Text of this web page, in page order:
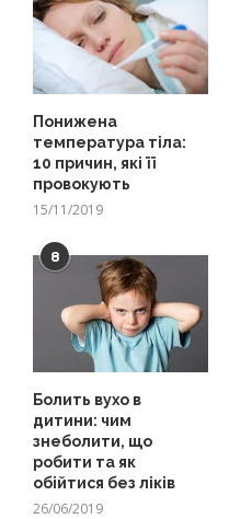
Понижена
температура тіла:
10 причин, які її
провокують
15/11/2019
8
Болить вухо в
дитини: чим
знеболити, що
робити та як
обійтися без ліків
26/06/2019